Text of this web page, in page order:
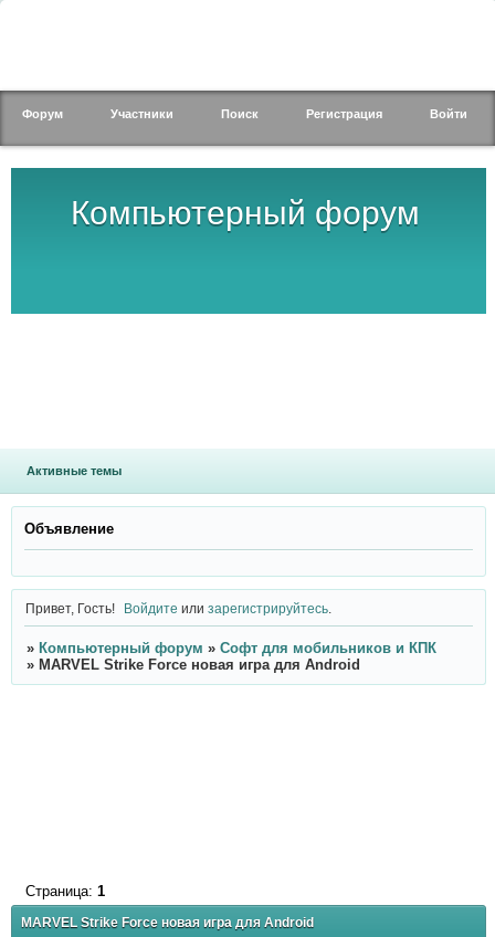
Компьютерный форум
Форум Участники Поиск Регистрация Войти
Активные темы
Объявление
Привет, Гость! Войдите илизарегистрируйтесь
» Компьютерный форум » Софт для мобильников и КПК
» MARVEL Strike Force новая игра для Android
MARVEL Strike Force новая игра для Android
Страница: 1